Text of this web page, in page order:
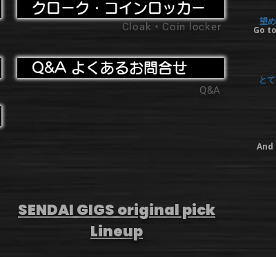
クローク・コインロッカー
Cloak・Coin locker
Q&A よくあるお問合せ
Q&A
望
Go
と
SENDAI GIGS original pick
Lineup